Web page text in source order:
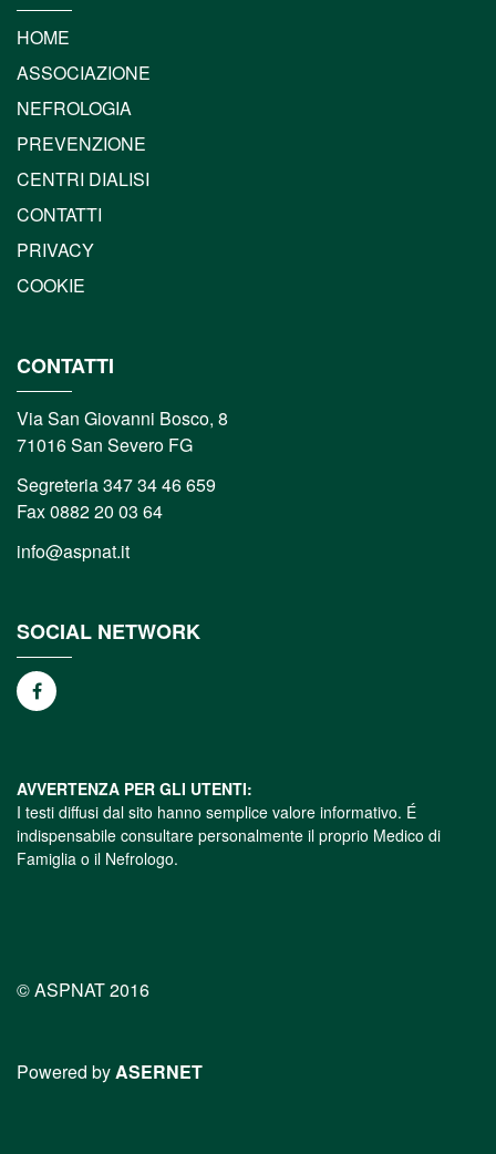
HOME
ASSOCIAZIONE
NEFROLOGIA
PREVENZIONE
CENTRI DIALISI
CONTATTI
PRIVACY
COOKIE
CONTATTI
Via San Giovanni Bosco, 8
71016 San Severo FG
Segreteria 347 34 46 659
Fax 0882 20 03 64
info@aspnat.it
SOCIAL NETWORK
AVVERTENZA PER GLI UTENTI:
I testi diffusi dal sito hanno semplice valore informativo. É
indispensabile consultare personalmente il proprio Medico di
Famiglia o il Nefrologo.
© ASPNAT 2016
Powered byASERNET